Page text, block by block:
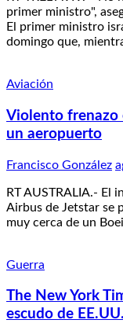
primer ministro",
El primer ministro
domingo que,
Aviación
Violento frenazo
un aeropuerto
Francisco González
RT AUSTRALIA.- El
Airbus de Jetstar se
muy cerca de un
Guerra
The New York
escudo de